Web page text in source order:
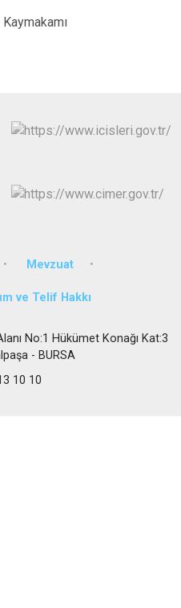
Mevzuat
ve Telif Hakkı
No:1 Hükümet Konağı Kat:3
- BURSA
10 10